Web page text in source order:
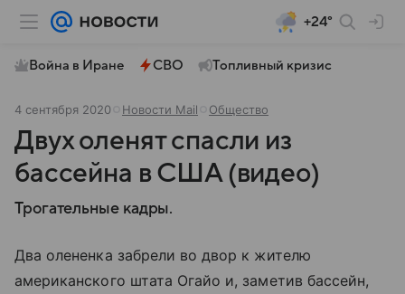
+24°
Война в Иране СВО Топливный кризис
4 сентября 2020 Новости Mail Общество
Двух оленят спасли из
бассейна в США (видео)
Трогательные кадры.
Два олененка забрели во двор к жителю
американского штата Огайо и, заметив бассейн,